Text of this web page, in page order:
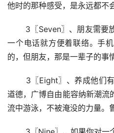
他时的那种感受，是永远都不
一个电话就方便着联络。手
的，但朋友，那是一辈子的事
道德，广博自由能容纳新潮流
流中游泳，不被淹没的力量。